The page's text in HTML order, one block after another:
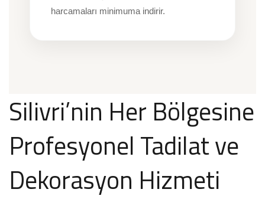
harcamaları minimuma indirir.
Silivri’nin Her Bölgesine
Profesyonel Tadilat ve
Dekorasyon Hizmeti